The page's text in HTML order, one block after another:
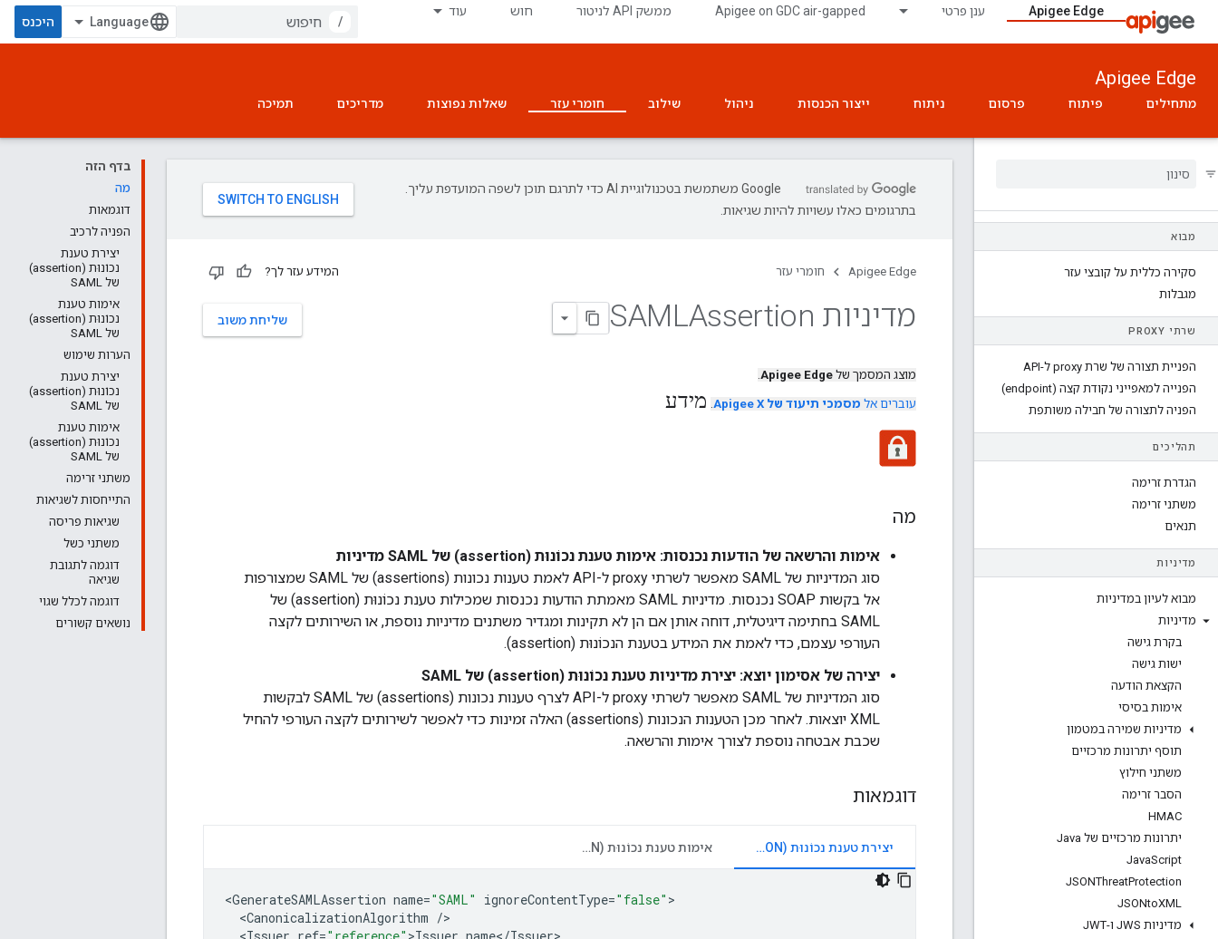
Apigee Edge ענן פרטי ‫Apigee on GDC air-gapped ממשק API לניטור חוש עוד
/ היכנס
Apigee Edge
מתחילים פיתוח פרסום ניתוח ייצור הכנסות ניהול שילוב חומרי עזר שאלות נפוצות מדריכים תמיכה
מבוא
סקירה כללית על קובצי עזר
מגבלות
שרתי PROXY
הפניית תצורה של שרת proxy ל-API
הפנייה למאפייני נקודת קצה (endpoint)
הפניה לתצורה של חבילה משותפת
תהליכים
הגדרת זרימה
משתני זרימה
תנאים
מדיניות
מבוא לעיון במדיניות
מדיניות
בקרת גישה
ישות גישה
הקצאת הודעה
אימות בסיסי
מדיניות שמירה במטמון
תוסף יתרונות מרכזיים
משתני חילוץ
הסבר זרימה
HMAC
יתרונות מרכזיים של Java
JavaScript
JSONThreatProtection
JSONtoXML
מדיניות JWS ו-JWT
בדף הזה
מה
דוגמאות
הפניה לרכיב
יצירת טענת
נכוֹנוּת (assertion)
של SAML
אימות טענת
נכוֹנוּת (assertion)
של SAML
הערות שימוש
יצירת טענת
נכוֹנוּת (assertion)
של SAML
אימות טענת
נכוֹנוּת (assertion)
של SAML
משתני זרימה
התייחסות לשגיאות
שגיאות פריסה
משתני כשל
דוגמה לתגובת
שגיאה
דוגמה לכלל שגוי
נושאים קשורים
‫Google משתמשת בטכנולוגיית AI כדי לתרגם תוכן לשפה המועדפת עליך.
בתרגומים כאלו עשויות להיות שגיאות.
Apigee Edge חומרי עזר המידע עזר לך?
שליחת משוב מדיניות SAMLAssertion
מוצג המסמך של Apigee Edge
.
עוברים אל מסמכי תיעוד של Apigee X . מידע
מה
אימות והרשאה של הודעות נכנסות: אימות טענת נכוֹנוּת (assertion) של SAML מדיניות
סוג המדיניות של SAML מאפשר לשרתי proxy ל-API לאמת טענות נכונות (assertions) של SAML שמצורפות
אל בקשות SOAP נכנסות. מדיניות SAML מאמתת הודעות נכנסות שמכילות טענת נכוֹנוּת (assertion) של
SAML בחתימה דיגיטלית, דוחה אותן אם הן לא תקינות ומגדיר משתנים מדיניות נוספת, או השירותים לקצה
העורפי עצמם, כדי לאמת את המידע בטענת הנכוֹנוּת (assertion).
יצירה של אסימון יוצא: יצירת מדיניות טענת נכוֹנוּת (assertion) של SAML
סוג המדיניות של SAML מאפשר לשרתי proxy ל-API לצרף טענות נכונות (assertions) של SAML לבקשות
XML יוצאות. לאחר מכן הטענות הנכונות (assertions) האלה זמינות כדי לאפשר לשירותים לקצה העורפי להחיל
שכבת אבטחה נוספת לצורך אימות והרשאה.
דוגמאות
יצירת טענת נכוֹנוּת (ASSERTION) של SAML אימות טענת נכוֹנוּת (ASSERTION) של SAML
<GenerateSAMLAssertion name="SAML" ignoreContentType="false"
<CanonicalizationAlgorithm /